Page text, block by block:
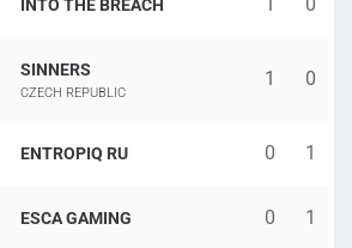
INTO THE BREACH
SINNERS
CZECH REPUBLIC
1 0
ENTROPIQ RU 0 1
ESCA GAMING 0 1